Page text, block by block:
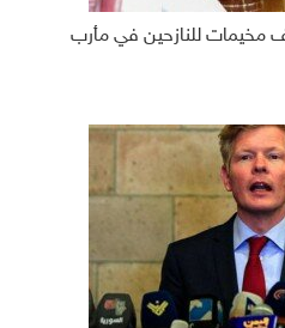
مخيمات للنازحين في مأرب